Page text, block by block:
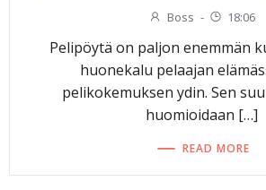
Boss - 18:06
Pelipöytä on paljon enemmän
huonekalu pelaajan
pelikokemuksen ydin. Sen
huomioidaan […]
READ MORE